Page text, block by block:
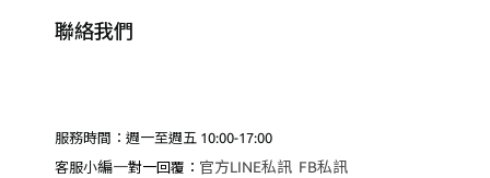
聯絡我們
服務時間：週一至週五 10:00-17:00
客服小編一對一回覆： 官方LINE私訊 FB私訊